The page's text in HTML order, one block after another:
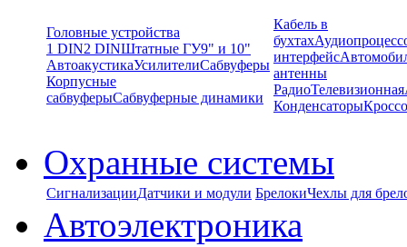
Головные устройства
1 DIN2 DINШтатные ГУ9" и 10"
АвтоакустикаУсилителиСабвуферы
Корпусные
сабвуферыСабвуферные динамики
Кабель в
бухтах
интерфейс
антенны
РадиоТелевизионная
Конденсаторы
Охранные системы
СигнализацииДатчики и модули БрелокиЧехлы для
Автоэлектроника